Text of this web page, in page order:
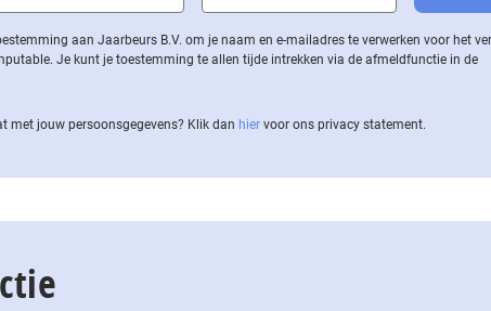
aan Jaarbeurs B.V. om je naam en e-mailadres te verwerken voor het
Je kunt je toestemming te allen tijde intrekken via de af­meld­func­tie in de
met jouw per­soons­ge­ge­vens? Klik dan hier voor ons privacy statement.